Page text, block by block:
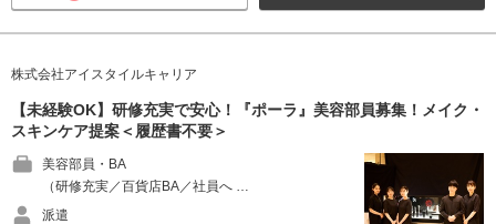
株式会社アイスタイルキャリア
【未経験OK】研修充実で安心！『ポーラ』美容部員募集！メイク・
スキンケア提案＜履歴書不要＞
美容部員・BA
（研修充実／百貨店BA／社員へ …
派遣